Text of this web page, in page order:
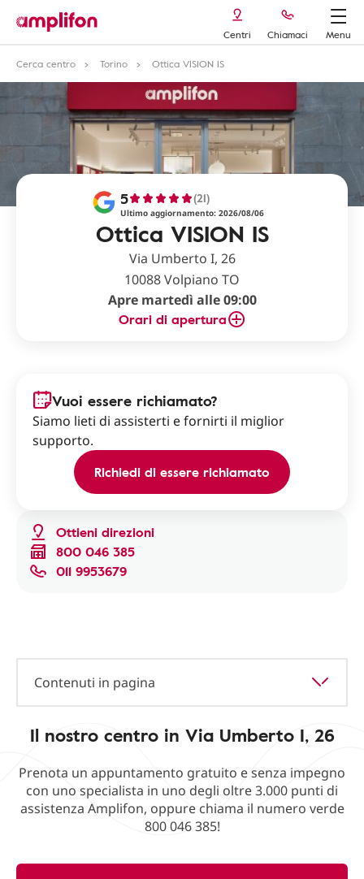
Centri Chiamaci
Menu
Cerca centro
Torino Ottica VISION IS
Ottica VISION IS
5 (21)
Ultimo aggiornamento: 2026/08/06
Via Umberto I, 26
10088 Volpiano TO
Apre martedì alle 09:00
Orari di apertura
Ottieni direzioni
800 046 385
011 9953679
Vuoi essere richiamato?
Siamo lieti di assisterti e fornirti il miglior
supporto.
Richiedi di essere richiamato
Contenuti in pagina
Il nostro centro in Via Umberto I, 26
Prenota un appuntamento gratuito e senza impegno
con uno specialista in uno degli oltre 3.000 punti di
assistenza Amplifon, oppure chiama il numero verde
800 046 385!